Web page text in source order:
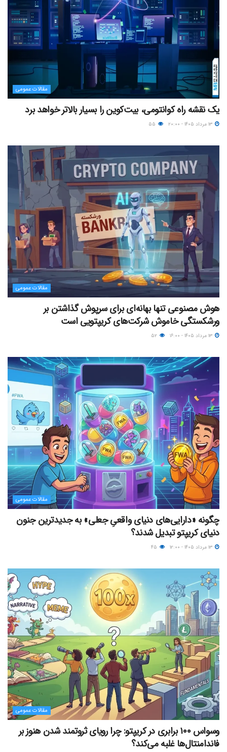
مقالات عمومی
یک نقشه راه کوانتومی، بیت‌کوین را بسیار بالاتر خواهد برد
مقالات عمومی
هوش مصنوعی تنها بهانه‌ای برای سرپوش گذاشتن بر
ورشکستگی خاموش شرکت‌های کریپتویی است
مقالات عمومی
چگونه «دارایی‌های دنیای واقعیِ جعلی» به جدیدترین جنون
دنیای کریپتو تبدیل شدند؟
مقالات عمومی
وسواس ۱۰۰ برابری در کریپتو: چرا رویای ثروتمند شدن هنوز بر
فاندامنتال‌ها غلبه می‌کند؟